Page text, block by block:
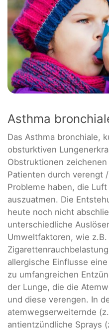
Asthma
Das Asthma bronchiale,
obsturktiven
Obstruktionen
Patienten durch verengt
Probleme haben, die
auszuatmen. Die
heute noch nicht
unterschiedliche
Umweltfaktoren, wie
allergische Einflusse
zu umfangreichen
der Lunge, die die
und diese verengen. In
atemwegserweiternde
antientzündliche Sprays